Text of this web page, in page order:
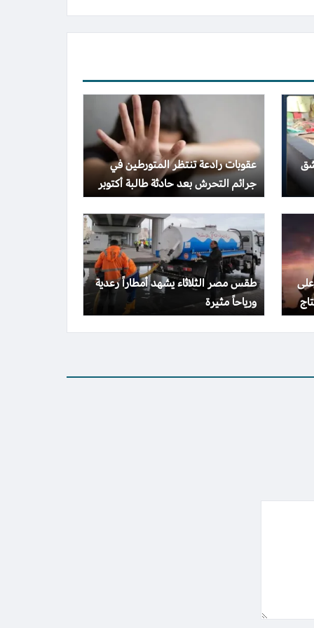
عقوبات رادعة تنتظر المتورطين في
جرائم التحرش بعد حادثة طالبة أكتوبر
طقس مصر الثلاثاء يشهد أمطاراً رعدية
ورياحاً مثيرة